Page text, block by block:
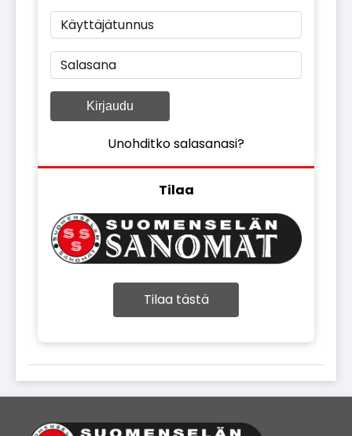
Käyttäjätunnus
Salasana
Kirjaudu
Unohditko salasanasi?
Tilaa
Tilaa tästä